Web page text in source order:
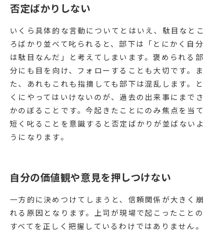
否定ばかりしない
いくら具体的な言動についてとはいえ、駄目なとこ
ろばかり並べて叱られると、部下は「とにかく自分
は駄目なんだ」と考えてしまいます。褒められる部
分にも目を向け、フォローすることも大切です。ま
た、あれもこれも指摘しても部下は混乱します。と
くにやってはいけないのが、過去の出来事にまでさ
かのぼることです。今起きたことにのみ焦点を当て
短く叱ることを意識すると否定ばかりが並ばないよ
うになります。
自分の価値観や意見を押しつけない
一方的に決めつけてしまうと、信頼関係が大きく崩
れる原因となります。上司が現場で起こったことの
すべてを正しく把握しているわけではありません。